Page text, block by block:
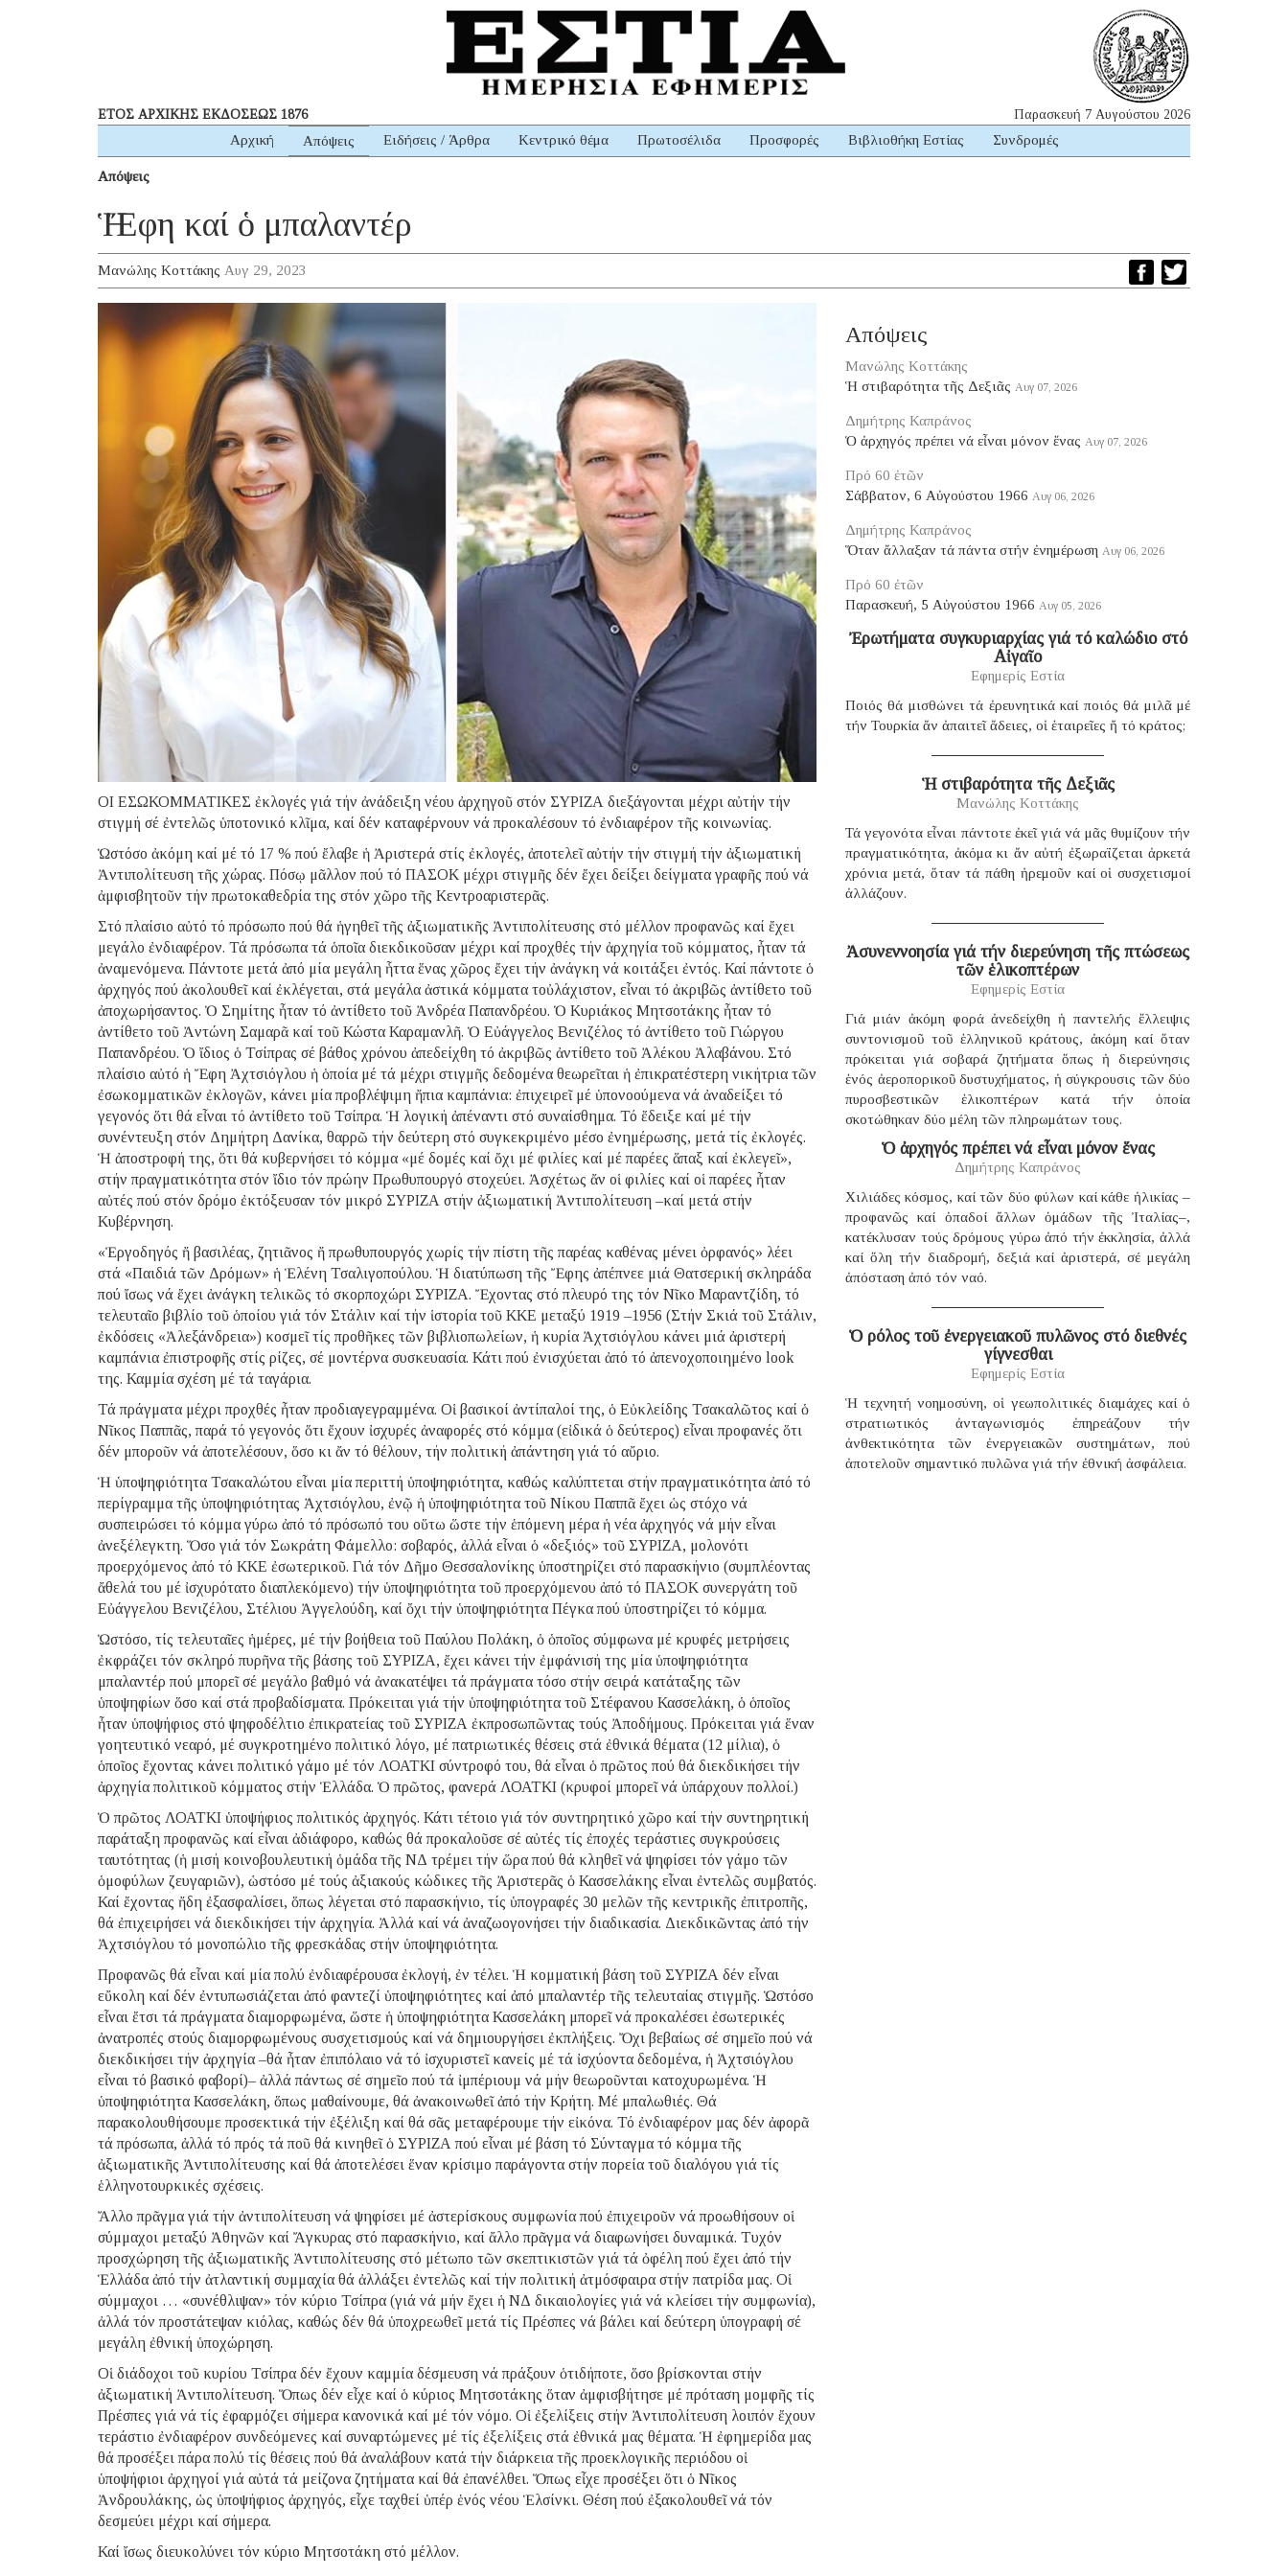
ΕΤΟΣ ΑΡΧΙΚΗΣ ΕΚΔΟΣΕΩΣ 1876 Παρασκευή 7 Αυγούστου 2026
Αρχική Απόψεις Ειδήσεις / Άρθρα Κεντρικό θέμα Πρωτοσέλιδα Προσφορές Βιβλιοθήκη Εστίας Συνδρομές
Απόψεις
Ἡ Ἔφη καί ὁ μπαλαντέρ
Μανώλης Κοττάκης Αυγ 29, 2023
ΟΙ ΕΣΩΚΟΜΜΑΤΙΚΕΣ ἐκλογές γιά τήν ἀνάδειξη νέου ἀρχηγοῦ στόν ΣΥΡΙΖΑ διεξάγονται μέχρι αὐτήν τήν
στιγμή σέ ἐντελῶς ὑποτονικό κλῖμα, καί δέν καταφέρνουν νά προκαλέσουν τό ἐνδιαφέρον τῆς κοινωνίας.
Ὡστόσο ἀκόμη καί μέ τό 17 % πού ἔλαβε ἡ Ἀριστερά στίς ἐκλογές, ἀποτελεῖ αὐτήν τήν στιγμή τήν ἀξιωματική
Ἀντιπολίτευση τῆς χώρας. Πόσῳ μᾶλλον πού τό ΠΑΣΟΚ μέχρι στιγμῆς δέν ἔχει δείξει δείγματα γραφῆς πού νά
ἀμφισβητοῦν τήν πρωτοκαθεδρία της στόν χῶρο τῆς Κεντροαριστερᾶς.
Στό πλαίσιο αὐτό τό πρόσωπο πού θά ἡγηθεῖ τῆς ἀξιωματικῆς Ἀντιπολίτευσης στό μέλλον προφανῶς καί ἔχει
μεγάλο ἐνδιαφέρον. Τά πρόσωπα τά ὁποῖα διεκδικοῦσαν μέχρι καί προχθές τήν ἀρχηγία τοῦ κόμματος, ἦταν τά
ἀναμενόμενα. Πάντοτε μετά ἀπό μία μεγάλη ἧττα ἕνας χῶρος ἔχει τήν ἀνάγκη νά κοιτάξει ἐντός. Καί πάντοτε ὁ
ἀρχηγός πού ἀκολουθεῖ καί ἐκλέγεται, στά μεγάλα ἀστικά κόμματα τοὐλάχιστον, εἶναι τό ἀκριβῶς ἀντίθετο τοῦ
ἀποχωρήσαντος. Ὁ Σημίτης ἦταν τό ἀντίθετο τοῦ Ἀνδρέα Παπανδρέου. Ὁ Κυριάκος Μητσοτάκης ἦταν τό
ἀντίθετο τοῦ Ἀντώνη Σαμαρᾶ καί τοῦ Κώστα Καραμανλῆ. Ὁ Εὐάγγελος Βενιζέλος τό ἀντίθετο τοῦ Γιώργου
Παπανδρέου. Ὁ ἴδιος ὁ Τσίπρας σέ βάθος χρόνου ἀπεδείχθη τό ἀκριβῶς ἀντίθετο τοῦ Ἀλέκου Ἀλαβάνου. Στό
πλαίσιο αὐτό ἡ Ἔφη Ἀχτσιόγλου ἡ ὁποία μέ τά μέχρι στιγμῆς δεδομένα θεωρεῖται ἡ ἐπικρατέστερη νικήτρια τῶν
ἐσωκομματικῶν ἐκλογῶν, κάνει μία προβλέψιμη ἤπια καμπάνια: ἐπιχειρεῖ μέ ὑπονοούμενα νά ἀναδείξει τό
γεγονός ὅτι θά εἶναι τό ἀντίθετο τοῦ Τσίπρα. Ἡ λογική ἀπέναντι στό συναίσθημα. Τό ἔδειξε καί μέ τήν
συνέντευξη στόν Δημήτρη Δανίκα, θαρρῶ τήν δεύτερη στό συγκεκριμένο μέσο ἐνημέρωσης, μετά τίς ἐκλογές.
Ἡ ἀποστροφή της, ὅτι θά κυβερνήσει τό κόμμα «μέ δομές καί ὄχι μέ φιλίες καί μέ παρέες ἅπαξ καί ἐκλεγεῖ»,
στήν πραγματικότητα στόν ἴδιο τόν πρώην Πρωθυπουργό στοχεύει. Ἀσχέτως ἄν οἱ φιλίες καί οἱ παρέες ἦταν
αὐτές πού στόν δρόμο ἐκτόξευσαν τόν μικρό ΣΥΡΙΖΑ στήν ἀξιωματική Ἀντιπολίτευση –καί μετά στήν
Κυβέρνηση.
«Ἐργοδηγός ἤ βασιλέας, ζητιᾶνος ἤ πρωθυπουργός χωρίς τήν πίστη τῆς παρέας καθένας μένει ὀρφανός» λέει
στά «Παιδιά τῶν Δρόμων» ἡ Ἑλένη Τσαλιγοπούλου. Ἡ διατύπωση τῆς Ἔφης ἀπέπνεε μιά Θατσερική σκληράδα
πού ἴσως νά ἔχει ἀνάγκη τελικῶς τό σκορποχώρι ΣΥΡΙΖΑ. Ἔχοντας στό πλευρό της τόν Νῖκο Μαραντζίδη, τό
τελευταῖο βιβλίο τοῦ ὁποίου γιά τόν Στάλιν καί τήν ἱστορία τοῦ ΚΚΕ μεταξύ 1919 –1956 (Στήν Σκιά τοῦ Στάλιν,
ἐκδόσεις «Ἀλεξάνδρεια») κοσμεῖ τίς προθῆκες τῶν βιβλιοπωλείων, ἡ κυρία Ἀχτσιόγλου κάνει μιά ἀριστερή
καμπάνια ἐπιστροφῆς στίς ρίζες, σέ μοντέρνα συσκευασία. Κάτι πού ἐνισχύεται ἀπό τό ἀπενοχοποιημένο look
της. Καμμία σχέση μέ τά ταγάρια.
Τά πράγματα μέχρι προχθές ἦταν προδιαγεγραμμένα. Οἱ βασικοί ἀντίπαλοί της, ὁ Εὐκλείδης Τσακαλῶτος καί ὁ
Νῖκος Παππᾶς, παρά τό γεγονός ὅτι ἔχουν ἰσχυρές ἀναφορές στό κόμμα (εἰδικά ὁ δεύτερος) εἶναι προφανές ὅτι
δέν μποροῦν νά ἀποτελέσουν, ὅσο κι ἄν τό θέλουν, τήν πολιτική ἀπάντηση γιά τό αὔριο.
Ἡ ὑποψηφιότητα Τσακαλώτου εἶναι μία περιττή ὑποψηφιότητα, καθώς καλύπτεται στήν πραγματικότητα ἀπό τό
περίγραμμα τῆς ὑποψηφιότητας Ἀχτσιόγλου, ἐνῷ ἡ ὑποψηφιότητα τοῦ Νίκου Παππᾶ ἔχει ὡς στόχο νά
συσπειρώσει τό κόμμα γύρω ἀπό τό πρόσωπό του οὕτω ὥστε τήν ἑπόμενη μέρα ἡ νέα ἀρχηγός νά μήν εἶναι
ἀνεξέλεγκτη. Ὅσο γιά τόν Σωκράτη Φάμελλο: σοβαρός, ἀλλά εἶναι ὁ «δεξιός» τοῦ ΣΥΡΙΖΑ, μολονότι
προερχόμενος ἀπό τό ΚΚΕ ἐσωτερικοῦ. Γιά τόν Δῆμο Θεσσαλονίκης ὑποστηρίζει στό παρασκήνιο (συμπλέοντας
ἄθελά του μέ ἰσχυρότατο διαπλεκόμενο) τήν ὑποψηφιότητα τοῦ προερχόμενου ἀπό τό ΠΑΣΟΚ συνεργάτη τοῦ
Εὐάγγελου Βενιζέλου, Στέλιου Ἀγγελούδη, καί ὄχι τήν ὑποψηφιότητα Πέγκα πού ὑποστηρίζει τό κόμμα.
Ὡστόσο, τίς τελευταῖες ἡμέρες, μέ τήν βοήθεια τοῦ Παύλου Πολάκη, ὁ ὁποῖος σύμφωνα μέ κρυφές μετρήσεις
ἐκφράζει τόν σκληρό πυρῆνα τῆς βάσης τοῦ ΣΥΡΙΖΑ, ἔχει κάνει τήν ἐμφάνισή της μία ὑποψηφιότητα
μπαλαντέρ πού μπορεῖ σέ μεγάλο βαθμό νά ἀνακατέψει τά πράγματα τόσο στήν σειρά κατάταξης τῶν
ὑποψηφίων ὅσο καί στά προβαδίσματα. Πρόκειται γιά τήν ὑποψηφιότητα τοῦ Στέφανου Κασσελάκη, ὁ ὁποῖος
ἦταν ὑποψήφιος στό ψηφοδέλτιο ἐπικρατείας τοῦ ΣΥΡΙΖΑ ἐκπροσωπῶντας τούς Ἀποδήμους. Πρόκειται γιά ἕναν
γοητευτικό νεαρό, μέ συγκροτημένο πολιτικό λόγο, μέ πατριωτικές θέσεις στά ἐθνικά θέματα (12 μίλια), ὁ
ὁποῖος ἔχοντας κάνει πολιτικό γάμο μέ τόν ΛΟΑΤΚΙ σύντροφό του, θά εἶναι ὁ πρῶτος πού θά διεκδικήσει τήν
ἀρχηγία πολιτικοῦ κόμματος στήν Ἑλλάδα. Ὁ πρῶτος, φανερά ΛΟΑΤΚΙ (κρυφοί μπορεῖ νά ὑπάρχουν πολλοί.)
Ὁ πρῶτος ΛΟΑΤΚΙ ὑποψήφιος πολιτικός ἀρχηγός. Κάτι τέτοιο γιά τόν συντηρητικό χῶρο καί τήν συντηρητική
παράταξη προφανῶς καί εἶναι ἀδιάφορο, καθώς θά προκαλοῦσε σέ αὐτές τίς ἐποχές τεράστιες συγκρούσεις
ταυτότητας (ἡ μισή κοινοβουλευτική ὁμάδα τῆς ΝΔ τρέμει τήν ὥρα πού θά κληθεῖ νά ψηφίσει τόν γάμο τῶν
ὁμοφύλων ζευγαριῶν), ὡστόσο μέ τούς ἀξιακούς κώδικες τῆς Ἀριστερᾶς ὁ Κασσελάκης εἶναι ἐντελῶς συμβατός.
Καί ἔχοντας ἤδη ἐξασφαλίσει, ὅπως λέγεται στό παρασκήνιο, τίς ὑπογραφές 30 μελῶν τῆς κεντρικῆς ἐπιτροπῆς,
θά ἐπιχειρήσει νά διεκδικήσει τήν ἀρχηγία. Ἀλλά καί νά ἀναζωογονήσει τήν διαδικασία. Διεκδικῶντας ἀπό τήν
Ἀχτσιόγλου τό μονοπώλιο τῆς φρεσκάδας στήν ὑποψηφιότητα.
Προφανῶς θά εἶναι καί μία πολύ ἐνδιαφέρουσα ἐκλογή, ἐν τέλει. Ἡ κομματική βάση τοῦ ΣΥΡΙΖΑ δέν εἶναι
εὔκολη καί δέν ἐντυπωσιάζεται ἀπό φαντεζί ὑποψηφιότητες καί ἀπό μπαλαντέρ τῆς τελευταίας στιγμῆς. Ὡστόσο
εἶναι ἔτσι τά πράγματα διαμορφωμένα, ὥστε ἡ ὑποψηφιότητα Κασσελάκη μπορεῖ νά προκαλέσει ἐσωτερικές
ἀνατροπές στούς διαμορφωμένους συσχετισμούς καί νά δημιουργήσει ἐκπλήξεις. Ὄχι βεβαίως σέ σημεῖο πού νά
διεκδικήσει τήν ἀρχηγία –θά ἦταν ἐπιπόλαιο νά τό ἰσχυριστεῖ κανείς μέ τά ἰσχύοντα δεδομένα, ἡ Ἀχτσιόγλου
εἶναι τό βασικό φαβορί)– ἀλλά πάντως σέ σημεῖο πού τά ἰμπέριουμ νά μήν θεωροῦνται κατοχυρωμένα. Ἡ
ὑποψηφιότητα Κασσελάκη, ὅπως μαθαίνουμε, θά ἀνακοινωθεῖ ἀπό τήν Κρήτη. Μέ μπαλωθιές. Θά
παρακολουθήσουμε προσεκτικά τήν ἐξέλιξη καί θά σᾶς μεταφέρουμε τήν εἰκόνα. Τό ἐνδιαφέρον μας δέν ἀφορᾶ
τά πρόσωπα, ἀλλά τό πρός τά ποῦ θά κινηθεῖ ὁ ΣΥΡΙΖΑ πού εἶναι μέ βάση τό Σύνταγμα τό κόμμα τῆς
ἀξιωματικῆς Ἀντιπολίτευσης καί θά ἀποτελέσει ἕναν κρίσιμο παράγοντα στήν πορεία τοῦ διαλόγου γιά τίς
ἑλληνοτουρκικές σχέσεις.
Ἄλλο πρᾶγμα γιά τήν ἀντιπολίτευση νά ψηφίσει μέ ἀστερίσκους συμφωνία πού ἐπιχειροῦν νά προωθήσουν οἱ
σύμμαχοι μεταξύ Ἀθηνῶν καί Ἄγκυρας στό παρασκήνιο, καί ἄλλο πρᾶγμα νά διαφωνήσει δυναμικά. Τυχόν
προσχώρηση τῆς ἀξιωματικῆς Ἀντιπολίτευσης στό μέτωπο τῶν σκεπτικιστῶν γιά τά ὀφέλη πού ἔχει ἀπό τήν
Ἑλλάδα ἀπό τήν ἀτλαντική συμμαχία θά ἀλλάξει ἐντελῶς καί τήν πολιτική ἀτμόσφαιρα στήν πατρίδα μας. Οἱ
σύμμαχοι … «συνέθλιψαν» τόν κύριο Τσίπρα (γιά νά μήν ἔχει ἡ ΝΔ δικαιολογίες γιά νά κλείσει τήν συμφωνία),
ἀλλά τόν προστάτεψαν κιόλας, καθώς δέν θά ὑποχρεωθεῖ μετά τίς Πρέσπες νά βάλει καί δεύτερη ὑπογραφή σέ
μεγάλη ἐθνική ὑποχώρηση.
Οἱ διάδοχοι τοῦ κυρίου Τσίπρα δέν ἔχουν καμμία δέσμευση νά πράξουν ὁτιδήποτε, ὅσο βρίσκονται στήν
ἀξιωματική Ἀντιπολίτευση. Ὅπως δέν εἶχε καί ὁ κύριος Μητσοτάκης ὅταν ἀμφισβήτησε μέ πρόταση μομφῆς τίς
Πρέσπες γιά νά τίς ἐφαρμόζει σήμερα κανονικά καί μέ τόν νόμο. Οἱ ἐξελίξεις στήν Ἀντιπολίτευση λοιπόν ἔχουν
τεράστιο ἐνδιαφέρον συνδεόμενες καί συναρτώμενες μέ τίς ἐξελίξεις στά ἐθνικά μας θέματα. Ἡ ἐφημερίδα μας
θά προσέξει πάρα πολύ τίς θέσεις πού θά ἀναλάβουν κατά τήν διάρκεια τῆς προεκλογικῆς περιόδου οἱ
ὑποψήφιοι ἀρχηγοί γιά αὐτά τά μείζονα ζητήματα καί θά ἐπανέλθει. Ὅπως εἶχε προσέξει ὅτι ὁ Νῖκος
Ἀνδρουλάκης, ὡς ὑποψήφιος ἀρχηγός, εἶχε ταχθεί ὑπέρ ἑνός νέου Ἑλσίνκι. Θέση πού ἐξακολουθεῖ νά τόν
δεσμεύει μέχρι καί σήμερα.
Καί ἴσως διευκολύνει τόν κύριο Μητσοτάκη στό μέλλον.
Απόψεις
Μανώλης Κοττάκης
Ἡ στιβαρότητα τῆς Δεξιᾶς Αυγ 07, 2026
Δημήτρης Καπράνος
Ὁ ἀρχηγός πρέπει νά εἶναι μόνον ἕνας Αυγ 07, 2026
Πρό 60 ἐτῶν
Σάββατον, 6 Αὐγούστου 1966 Αυγ 06, 2026
Δημήτρης Καπράνος
Ὅταν ἄλλαξαν τά πάντα στήν ἐνημέρωση Αυγ 06, 2026
Πρό 60 ἐτῶν
Παρασκευή, 5 Αὐγούστου 1966 Αυγ 05, 2026
Ἐρωτήματα συγκυριαρχίας γιά τό καλώδιο στό
Αἰγαῖο
Εφημερίς Εστία
Ποιός θά μισθώνει τά ἐρευνητικά καί ποιός θά μιλᾶ μέ
τήν Τουρκία ἄν ἀπαιτεῖ ἄδειες, οἱ ἑταιρεῖες ἤ τό κράτος;
Ἡ στιβαρότητα τῆς Δεξιᾶς
Μανώλης Κοττάκης
Τά γεγονότα εἶναι πάντοτε ἐκεῖ γιά νά μᾶς θυμίζουν τήν
πραγματικότητα, ἀκόμα κι ἄν αὐτή ἐξωραΐζεται ἀρκετά
χρόνια μετά, ὅταν τά πάθη ἠρεμοῦν καί οἱ συσχετισμοί
ἀλλάζουν.
Ἀσυνεννοησία γιά τήν διερεύνηση τῆς πτώσεως
τῶν ἑλικοπτέρων
Εφημερίς Εστία
Γιά μιάν ἀκόμη φορά ἀνεδείχθη ἡ παντελής ἔλλειψις
συντονισμοῦ τοῦ ἑλληνικοῦ κράτους, ἀκόμη καί ὅταν
πρόκειται γιά σοβαρά ζητήματα ὅπως ἡ διερεύνησις
ἑνός ἀεροπορικοῦ δυστυχήματος, ἡ σύγκρουσις τῶν δύο
πυροσβεστικῶν ἑλικοπτέρων κατά τήν ὁποία
σκοτώθηκαν δύο μέλη τῶν πληρωμάτων τους.
Ὁ ἀρχηγός πρέπει νά εἶναι μόνον ἕνας
Δημήτρης Καπράνος
Χιλιάδες κόσμος, καί τῶν δύο φύλων καί κάθε ἡλικίας –
προφανῶς καί ὀπαδοί ἄλλων ὁμάδων τῆς Ἰταλίας–,
κατέκλυσαν τούς δρόμους γύρω ἀπό τήν ἐκκλησία, ἀλλά
καί ὅλη τήν διαδρομή, δεξιά καί ἀριστερά, σέ μεγάλη
ἀπόσταση ἀπό τόν ναό.
Ὁ ρόλος τοῦ ἐνεργειακοῦ πυλῶνος στό διεθνές
γίγνεσθαι
Εφημερίς Εστία
Ἡ τεχνητή νοημοσύνη, οἱ γεωπολιτικές διαμάχες καί ὁ
στρατιωτικός ἀνταγωνισμός ἐπηρεάζουν τήν
ἀνθεκτικότητα τῶν ἐνεργειακῶν συστημάτων, πού
ἀποτελοῦν σημαντικό πυλῶνα γιά τήν ἐθνική ἀσφάλεια.